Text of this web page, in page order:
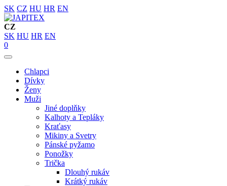
SK CZ HU HR EN
CZ
SK HU HR EN
0
Chlapci
Dívky
Ženy
Muži
Jiné doplňky
Kalhoty a Tepláky
Kraťasy
Mikiny a Svetry
Pánské pyžamo
Ponožky
Trička
Dlouhý rukáv
Krátký rukáv